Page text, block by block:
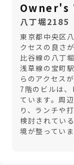
Owner's
八丁堀2185
東京都中央区
クセスの良さ
比谷線の八丁
浅草線の宝町
らのアクセス
7階のビルは
ています。周
り、ランチや
検討されてい
境が整ってい